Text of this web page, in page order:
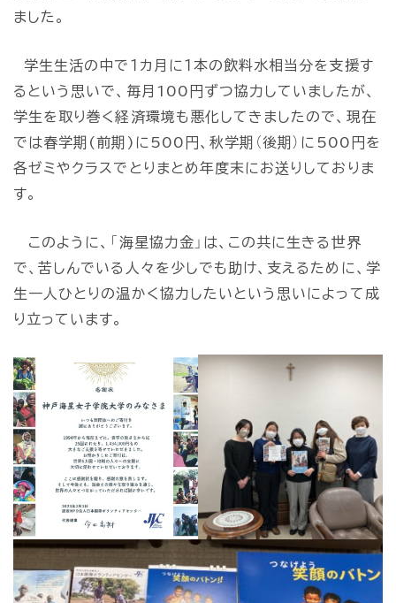
ました。
学生生活の中で１カ月に１本の飲料水相当分を支援す
るという思いで、毎月100円ずつ協力していましたが、
学生を取り巻く経済環境も悪化してきましたので、現在
では春学期(前期)に500円、秋学期（後期）に500円を
各ゼミやクラスでとりまとめ年度末にお送りしておりま
す。
このように、「海星協力金」は、この共に生きる世界
で、苦しんでいる人々を少しでも助け、支えるために、学
生一人ひとりの温かく協力したいという思いによって成
り立っています。